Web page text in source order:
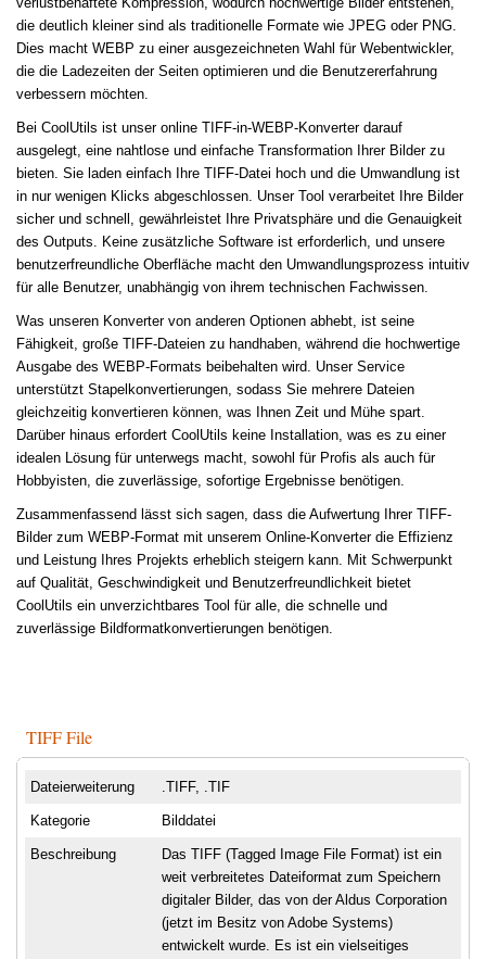
die deutlich kleiner sind als traditionelle Formate wie JPEG oder PNG.
Dies macht WEBP zu einer ausgezeichneten Wahl für Webentwickler,
die die Ladezeiten der Seiten optimieren und die Benutzererfahrung
verbessern möchten.
Bei CoolUtils ist unser online TIFF-in-WEBP-Konverter darauf
ausgelegt, eine nahtlose und einfache Transformation Ihrer Bilder zu
bieten. Sie laden einfach Ihre TIFF-Datei hoch und die Umwandlung ist
in nur wenigen Klicks abgeschlossen. Unser Tool verarbeitet Ihre Bilder
sicher und schnell, gewährleistet Ihre Privatsphäre und die Genauigkeit
des Outputs. Keine zusätzliche Software ist erforderlich, und unsere
benutzerfreundliche Oberfläche macht den Umwandlungsprozess intuitiv
für alle Benutzer, unabhängig von ihrem technischen Fachwissen.
Was unseren Konverter von anderen Optionen abhebt, ist seine
Fähigkeit, große TIFF-Dateien zu handhaben, während die hochwertige
Ausgabe des WEBP-Formats beibehalten wird. Unser Service
unterstützt Stapelkonvertierungen, sodass Sie mehrere Dateien
gleichzeitig konvertieren können, was Ihnen Zeit und Mühe spart.
Darüber hinaus erfordert CoolUtils keine Installation, was es zu einer
idealen Lösung für unterwegs macht, sowohl für Profis als auch für
Hobbyisten, die zuverlässige, sofortige Ergebnisse benötigen.
Zusammenfassend lässt sich sagen, dass die Aufwertung Ihrer TIFF-
Bilder zum WEBP-Format mit unserem Online-Konverter die Effizienz
und Leistung Ihres Projekts erheblich steigern kann. Mit Schwerpunkt
auf Qualität, Geschwindigkeit und Benutzerfreundlichkeit bietet
CoolUtils ein unverzichtbares Tool für alle, die schnelle und
zuverlässige Bildformatkonvertierungen benötigen.
TIFF File
Dateierweiterung .TIFF, .TIF
Kategorie Bilddatei
Beschreibung
Das TIFF (Tagged Image File Format) ist ein
weit verbreitetes Dateiformat zum Speichern
digitaler Bilder, das von der Aldus Corporation
(jetzt im Besitz von Adobe Systems)
entwickelt wurde. Es ist ein vielseitiges